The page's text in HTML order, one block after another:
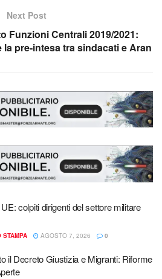
Next Post
Funzioni Centrali 2019/2021:
la pre-intesa tra sindacati e Aran
colpiti dirigenti del settore militare
STAMPA AGOSTO 7, 2026 0
il Decreto Giustizia e Migranti: Riforme